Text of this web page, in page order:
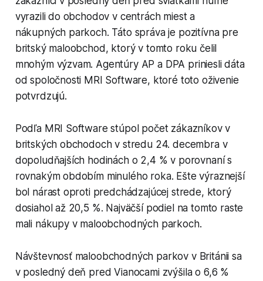
vyrazili do obchodov v centrách miest a
nákupných parkoch. Táto správa je pozitívna pre
britský maloobchod, ktorý v tomto roku čelil
mnohým výzvam. Agentúry AP a DPA priniesli dáta
od spoločnosti MRI Software, ktoré toto oživenie
potvrdzujú.
Podľa MRI Software stúpol počet zákazníkov v
britských obchodoch v stredu 24. decembra v
dopoludňajších hodinách o 2,4 % v porovnaní s
rovnakým obdobím minulého roka. Ešte výraznejší
bol nárast oproti predchádzajúcej strede, ktorý
dosiahol až 20,5 %. Najväčší podiel na tomto raste
mali nákupy v maloobchodných parkoch.
Návštevnosť maloobchodných parkov v Británii sa
v posledný deň pred Vianocami zvýšila o 6,6 %